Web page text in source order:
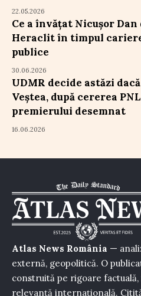
22.05.2026
Ce a învățat Nicușor Dan
Heraclit în timpul
publice
30.06.2026
UDMR decide astăzi
Veștea, după cererea
premierului desemnat
16.06.2026
Atlas News România —
externă, geopolitică. O
construită pe rigoare
relevanță internațională.